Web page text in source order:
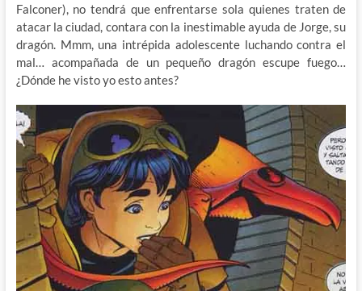
Falconer), no tendrá que enfrentarse sola quienes traten de
atacar la ciudad, contara con la inestimable ayuda de Jorge, su
dragón. Mmm, una intrépida adolescente luchando contra el
mal… acompañada de un pequeño dragón escupe fuego…
¿Dónde he visto yo esto antes?